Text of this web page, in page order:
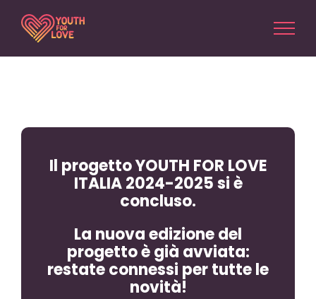
contenuto
Il progetto YOUTH FOR LOVE
ITALIA 2024-2025 si è
concluso.
La nuova edizione del
progetto è già avviata:
restate connessi per tutte le
novità!